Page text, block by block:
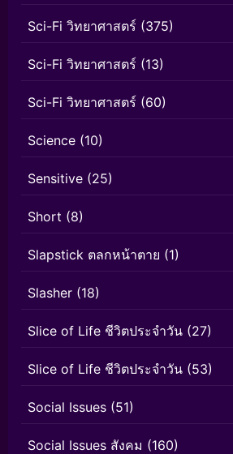
Sci-Fi วิทยาศาสตร์ (375)
Sci-Fi วิทยาศาสตร์ (13)
Sci-Fi วิทยาศาสตร์ (60)
Science (10)
Sensitive (25)
Short (8)
Slapstick ตลกหน้าตาย (1)
Slasher (18)
Slice of Life ชีวิตประจำวัน (27)
Slice of Life ชีวิตประจำวัน (53)
Social Issues (51)
Social Issues สังคม (160)